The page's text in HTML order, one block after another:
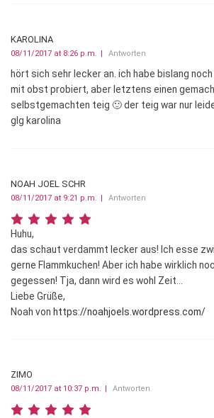
KAROLINA
08/11/2017 at 8:26 p.m. Antworten
hört sich sehr lecker an. ich habe bislang
mit obst probiert, aber letztens einen
selbstgemachten teig 🙂 der teig war nur
glg karolina
NOAH JOEL SCHR
08/11/2017 at 9:21 p.m. Antworten
Huhu,
das schaut verdammt lecker aus! Ich esse
gerne Flammkuchen! Aber ich habe wirklich
gegessen! Tja, dann wird es wohl Zeit…
Liebe Grüße,
Noah von https://noahjoels.wordpress.com/
ZIMO
08/11/2017 at 10:37 p.m. Antworten